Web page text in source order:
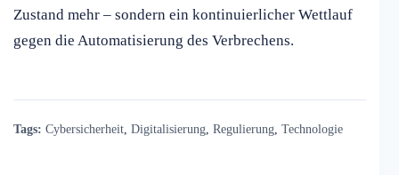
Zustand mehr – sondern ein kontinuierlicher Wettlauf
gegen die Automatisierung des Verbrechens.
Tags: Cybersicherheit Digitalisierung Regulierung Technologie